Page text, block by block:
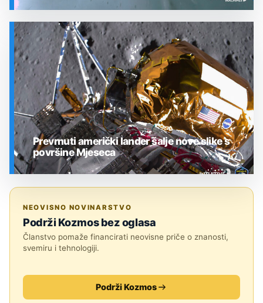
SVEMIR
Prevrnuti američki lander šalje nove slike s
površine Mjeseca
NEOVISNO NOVINARSTVO
Podrži Kozmos bez oglasa
Članstvo pomaže financirati neovisne priče o znanosti,
svemiru i tehnologiji.
Podrži Kozmos